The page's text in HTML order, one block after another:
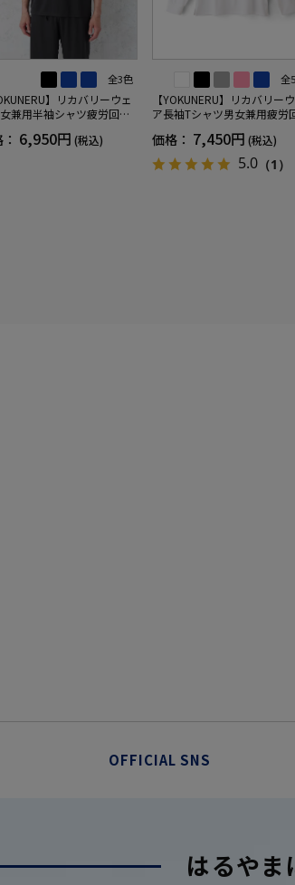
全3色
】リカバリーウェ
兼用半袖シャツ疲労回復
般医療機器】SS～LLサイ
6,950円 (税込)
全
【YOKUNERU】リカバリー
ア長袖Tシャツ男女兼用疲労
(R)【一般医療機器】SS～LLサ
ズ
価格： 7,450円 (税込)
5.0（1）
OFFICIAL SNS
はるやま